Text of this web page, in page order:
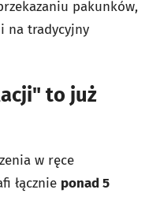
pakunków,
na tradycyjny
to już
w ręce
łącznie ponad 5